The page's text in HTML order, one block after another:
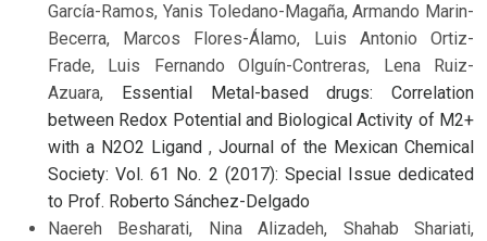
García-Ramos, Yanis Toledano-Magaña, Armando Marin-
Becerra, Marcos Flores-Álamo, Luis Antonio Ortiz-
Frade, Luis Fernando Olguín-Contreras, Lena Ruiz-
Azuara,
Essential Metal-based drugs: Correlation
between Redox Potential and Biological Activity of M2+
with a N2O2 Ligand , Journal of the Mexican Chemical
Society: Vol. 61 No. 2 (2017): Special Issue dedicated
to Prof. Roberto Sánchez-Delgado
Naereh Besharati, Nina Alizadeh, Shahab Shariati,